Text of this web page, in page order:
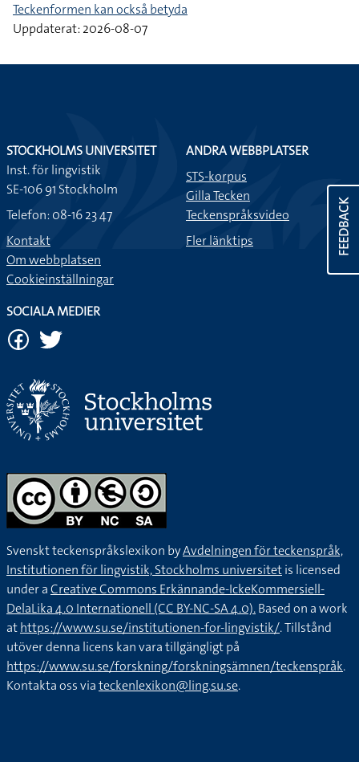
Teckenformen kan också betyda
Uppdaterat: 2026-08-07
FEEDBACK
STOCKHOLMS UNIVERSITET
Inst. för lingvistik
SE-106 91 Stockholm
Telefon: 08-16 23 47
Kontakt
Om webbplatsen
Cookieinställningar
ANDRA WEBBPLATSER
STS-korpus
Gilla Tecken
Teckenspråksvideo
Fler länktips
SOCIALA MEDIER
Svenskt teckenspråkslexikon byAvdelningen för teckenspråk,
Institutionen för lingvistik, Stockholms universitetis licensed
under aCreative Commons Erkännande-IckeKommersiell-
DelaLika 4.0 Internationell (CC BY-NC-SA 4.0).Based on a work
athttps://www.su.se/institutionen-for-lingvistik/. Tillstånd
utöver denna licens kan vara tillgängligt på
https://www.su.se/forskning/forskningsämnen/teckenspråk.
Kontakta oss viateckenlexikon@ling.su.se.